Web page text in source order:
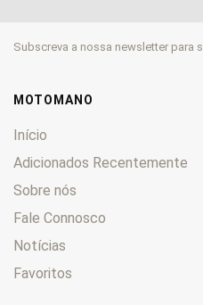
NA 0
Rally 0
Red Rose
RS 0
RST
RSV 0
RX
RXV
Subscreva a nossa newsletter para
MOTOMANO
Início
Adicionados Recentemente
Sobre nós
Fale Connosco
Notícias
Favoritos